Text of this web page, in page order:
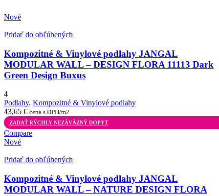
Nové
Pridať do obľúbených
Kompozitné & Vinylové podlahy JANGAL
MODULAR WALL – DESIGN FLORA 11113 Dark
Green Design Buxus
4
Podlahy, Kompozitné & Vinylové podlahy
43,65 € cena s DPH/m2
ZADAŤ RÝCHLY NEZÁVÄZNÝ DOPYT
Compare
Nové
Pridať do obľúbených
Kompozitné & Vinylové podlahy JANGAL
MODULAR WALL – NATURE DESIGN FLORA